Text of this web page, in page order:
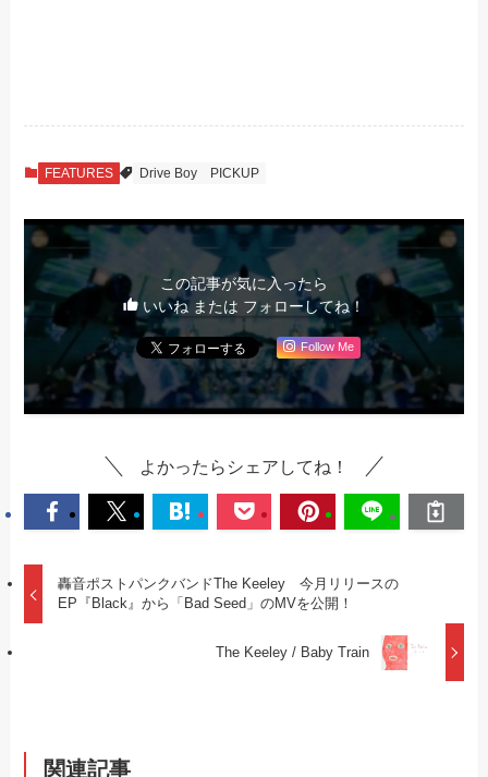
FEATURES Drive Boy PICKUP
この記事が気に入ったら
いいね または フォローしてね！
Follow Me
よかったらシェアしてね！
轟音ポストパンクバンドThe Keeley 今月リリースの
EP『Black』から「Bad Seed」のMVを公開！
The Keeley / Baby Train
関連記事